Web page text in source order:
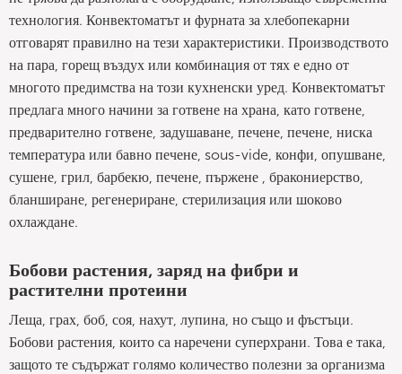
технология. Конвектоматът и фурната за хлебопекарни
отговарят правилно на тези характеристики. Производството
на пара, горещ въздух или комбинация от тях е едно от
многото предимства на този кухненски уред. Конвектоматът
предлага много начини за готвене на храна, като готвене,
предварително готвене, задушаване, печене, печене, ниска
температура или бавно печене, sous-vide, конфи, опушване,
сушене, грил, барбекю, печене, пържене , бракониерство,
бланширане, регенериране, стерилизация или шоково
охлаждане.
Бобови растения, заряд на фибри и
растителни протеини
Леща, грах, боб, соя, нахут, лупина, но също и фъстъци.
Бобови растения, които са наречени суперхрани. Това е така,
защото те съдържат голямо количество полезни за организма